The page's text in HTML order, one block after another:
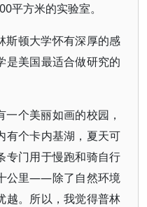
平方米的实验室。
斯顿大学怀有深厚的感
是美国最适合做研究的
个美丽如画的校园，
有个卡内基湖，夏天可
专门用于慢跑和骑自行
公里——除了自然环境
越。所以，我觉得普林